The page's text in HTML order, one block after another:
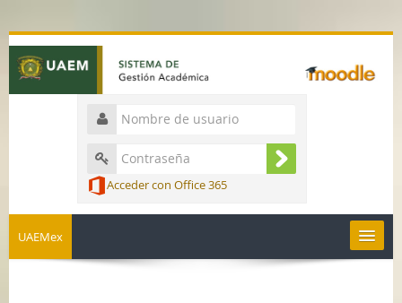
Acceder con Office 365
UAEMex